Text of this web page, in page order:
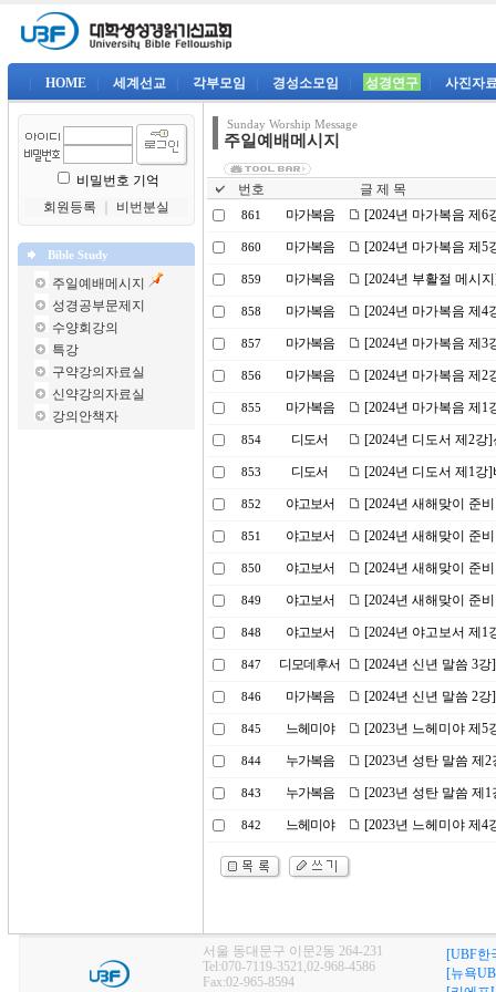
HOME 세계선교 각부모임 경성소모임 성경연구 사진자
비밀번호 기억
회원등록
비번분실
Bible Study
주일예배메시지
성경공부문제지
수양회강의
특강
구약강의자료실
신약강의자료실
강의안책자
Sunday Worship Message
주일예배메시지
번호 글 제 목
861 마가복음 [2024년 마가복음 제6
860 마가복음 [2024년 마가복음 제5
859 마가복음 [2024년 부활절 메시
858 마가복음 [2024년 마가복음 제4
857 마가복음 [2024년 마가복음 제3
856 마가복음 [2024년 마가복음 제2
855 마가복음 [2024년 마가복음 제
854 디도서 [2024년 디도서 제2
853 디도서 [2024년 디도서 제1
852 야고보서 [2024년 새해맞이 준
851 야고보서 [2024년 새해맞이 준
850 야고보서 [2024년 새해맞이 준
849 야고보서 [2024년 새해맞이 준
848 야고보서 [2024년 야고보서 제
847 디모데후서 [2024년 신년 말씀 3
846 마가복음 [2024년 신년 말씀 2
845 느헤미야 [2023년 느헤미야 제5
844 누가복음 [2023년 성탄 말씀 제
843 누가복음 [2023년 성탄 말씀 제
842 느헤미야 [2023년 느헤미야 제
서울 동대문구 이문2동 264-231
Tel:070-7119-3521,02-968-4586
Fax:02-965-8594
[UBF한
[뉴욕